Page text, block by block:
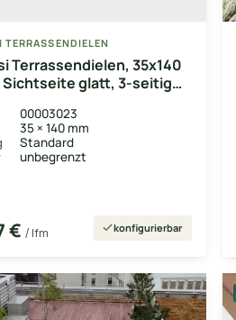
TERRASSENDIELEN
Terrassendielen, 35x140
Sichtseite glatt, 3-seitig
00003023
35 × 140 mm
Standard
unbegrenzt
€ / lfm konfigurierbar